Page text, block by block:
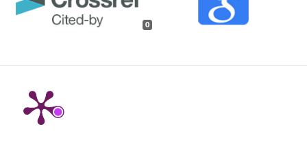
0